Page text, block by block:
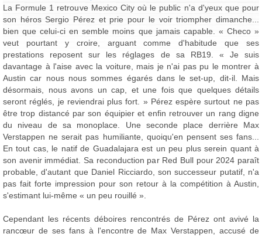
La Formule 1 retrouve Mexico City où le public n'a d'yeux que pour
son héros Sergio Pérez et prie pour le voir triompher dimanche...
bien que celui-ci en semble moins que jamais capable. « Checo »
veut pourtant y croire, arguant comme d'habitude que ses
prestations reposent sur les réglages de sa RB19. « Je suis
davantage à l'aise avec la voiture, mais je n'ai pas pu le montrer à
Austin car nous nous sommes égarés dans le set-up, dit-il. Mais
désormais, nous avons un cap, et une fois que quelques détails
seront réglés, je reviendrai plus fort. » Pérez espère surtout ne pas
être trop distancé par son équipier et enfin retrouver un rang digne
du niveau de sa monoplace. Une seconde place derrière Max
Verstappen ne serait pas humiliante, quoiqu'en pensent ses fans...
En tout cas, le natif de Guadalajara est un peu plus serein quant à
son avenir immédiat. Sa reconduction par Red Bull pour 2024 paraît
probable, d'autant que Daniel Ricciardo, son successeur putatif, n'a
pas fait forte impression pour son retour à la compétition à Austin,
s'estimant lui-même « un peu rouillé ».
Cependant les récents déboires rencontrés de Pérez ont avivé la
rancœur de ses fans à l'encontre de Max Verstappen, accusé de